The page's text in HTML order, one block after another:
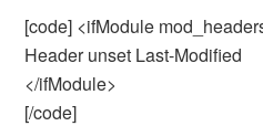
[code] <ifModule
Header unset Last-Modified
</ifModule>
[/code]